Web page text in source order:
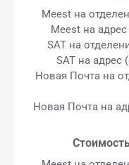
Meest на
Meest на адрес
SAT на
SAT на адрес (
Новая Почта на
Новая Почта на